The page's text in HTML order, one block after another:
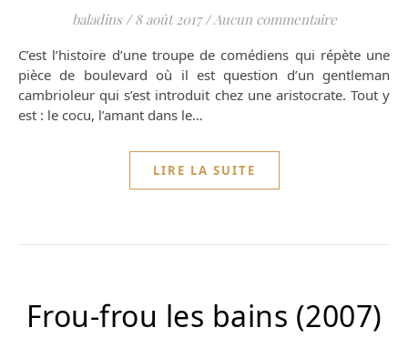
baladins / 8 août 2017 /Aucun commentaire
C’est l’histoire d’une troupe de comédiens qui répète une
pièce de boulevard où il est question d’un gentleman
cambrioleur qui s’est introduit chez une aristocrate. Tout y
est : le cocu, l’amant dans le…
LIRE LA SUITE
Frou-frou les bains (2007)